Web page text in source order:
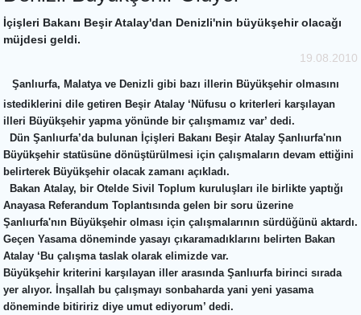
İçişleri Bakanı Beşir Atalay'dan Denizli'nin büyükşehir olacağı
müjdesi geldi.
19.08.2010
Şanlıurfa, Malatya ve Denizli gibi bazı illerin Büyükşehir olmasını
istediklerini dile getiren Beşir Atalay ‘Nüfusu o kriterleri karşılayan
illeri Büyükşehir yapma yönünde bir çalışmamız var’ dedi.
Dün Şanlıurfa’da bulunan İçişleri Bakanı Beşir Atalay Şanlıurfa'nın
Büyükşehir statüsüne dönüştürülmesi için çalışmaların devam ettiğini
belirterek Büyükşehir olacak zamanı açıkladı.
Bakan Atalay, bir Otelde Sivil Toplum kuruluşları ile birlikte yaptığı
Anayasa Referandum Toplantısında gelen bir soru üzerine
Şanlıurfa'nın Büyükşehir olması için çalışmalarının sürdüğünü aktardı.
Geçen Yasama döneminde yasayı çıkaramadıklarını belirten Bakan
Atalay ‘Bu çalışma taslak olarak elimizde var.
Büyükşehir kriterini karşılayan iller arasında Şanlıurfa birinci sırada
yer alıyor. İnşallah bu çalışmayı sonbaharda yani yeni yasama
döneminde bitiririz diye umut ediyorum’ dedi.